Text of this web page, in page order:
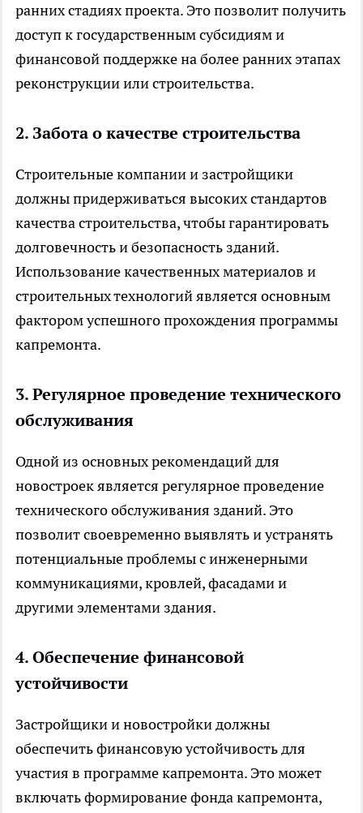
ранних стадиях проекта. Это позволит получить
доступ к государственным субсидиям и
финансовой поддержке на более ранних этапах
реконструкции или строительства.
2. Забота о качестве строительства
Строительные компании и застройщики
должны придерживаться высоких стандартов
качества строительства, чтобы гарантировать
долговечность и безопасность зданий.
Использование качественных материалов и
строительных технологий является основным
фактором успешного прохождения программы
капремонта.
3. Регулярное проведение технического
обслуживания
Одной из основных рекомендаций для
новостроек является регулярное проведение
технического обслуживания зданий. Это
позволит своевременно выявлять и устранять
потенциальные проблемы с инженерными
коммуникациями, кровлей, фасадами и
другими элементами здания.
4. Обеспечение финансовой
устойчивости
Застройщики и новостройки должны
обеспечить финансовую устойчивость для
участия в программе капремонта. Это может
включать формирование фонда капремонта,